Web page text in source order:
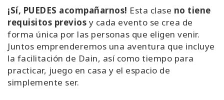
¡Sí, PUEDES acompañarnos! Esta clase no tiene
requisitos previos y cada evento se crea de
forma única por las personas que eligen venir.
Juntos emprenderemos una aventura que incluye
la facilitación de Dain, así como tiempo para
practicar, juego en casa y el espacio de
simplemente ser.